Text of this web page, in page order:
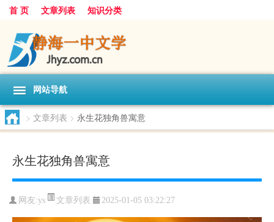
首 页 文章列表 知识分类
网站导航
> 文章列表 > 永生花独角兽寓意
永生花独角兽寓意
网友:ys 文章列表 2025-01-05 03:22:27